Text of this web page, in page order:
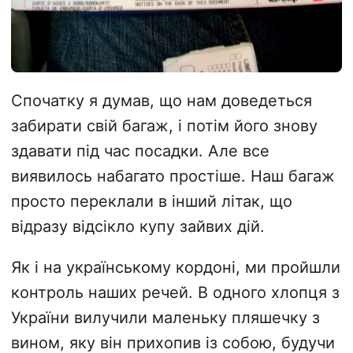
Спочатку я думав, що нам доведеться
забирати свій багаж, і потім його знову
здавати під час посадки. Але все
виявилось набагато простіше. Наш багаж
просто переклали в інший літак, що
відразу відсікло купу зайвих дій.
Як і на українському кордоні, ми пройшли
контроль наших речей. В одного хлопця з
України вилучили маленьку пляшечку з
вином, яку він прихопив із собою, будучи